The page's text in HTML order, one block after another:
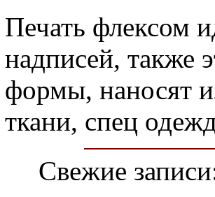
Печать флексом
надписей, также
формы, наносят
ткани, спец
Свежие